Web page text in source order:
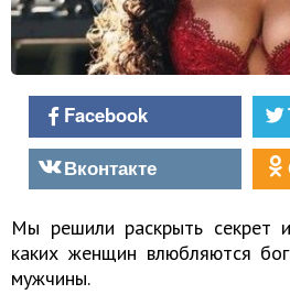
Facebook
Вконтакте
Мы решили раскрыть секрет
каких женщин влюбляются
мужчины.